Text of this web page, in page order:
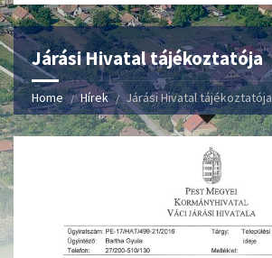
Járási Hivatal tájékoztatója
Home Hírek Járási Hivatal tájékoztatója